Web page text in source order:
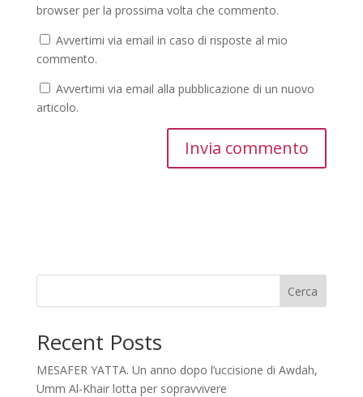
browser per la prossima volta che commento.
Avvertimi via email in caso di risposte al mio
commento.
Avvertimi via email alla pubblicazione di un nuovo
articolo.
Cerca
Recent Posts
MESAFER YATTA. Un anno dopo l’uccisione di Awdah,
Umm Al-Khair lotta per sopravvivere